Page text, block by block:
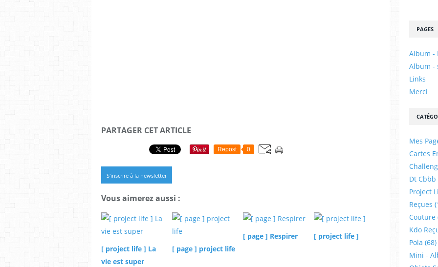
PARTAGER CET ARTICLE
Repost 0
S'inscrire à la newsletter
Vous aimerez aussi :
[ project life ] La
vie est super
[ page ] project life
[ page ] Respirer [ project life ]
PAGES
Album -
Album -
Links
Merci
Mes
Cartes
Dt Cbbb
Project
Reçues
Couture
Kdo
Pola (68)
Mini -